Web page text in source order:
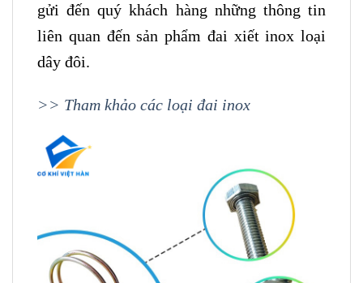
gửi đến quý khách hàng những thông tin
liên quan đến sản phẩm đai xiết inox loại
dây đôi.
>> Tham khảo các loại đai inox